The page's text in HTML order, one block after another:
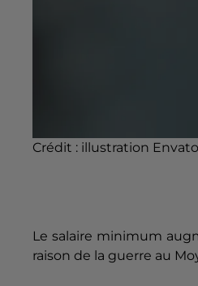
Crédit : illustration
Le salaire minimum
raison de la guerre au